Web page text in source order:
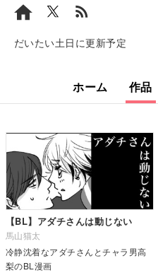
rss_feed
だいたい土日に更新予定
ホーム 作品
【BL】アダチさんは動じない
馬山猫太
冷静沈着なアダチさんとチャラ男高
梨のBL漫画